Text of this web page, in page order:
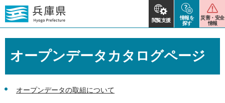
閲覧支援
情報を
探す
災害・安全
情報
オープンデータカタログページ
オープンデータの取組について